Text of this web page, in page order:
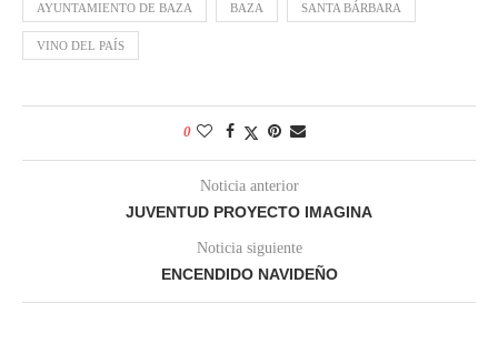
AYUNTAMIENTO DE BAZA BAZA SANTA BÁRBARA
VINO DEL PAÍS
0
Noticia anterior
JUVENTUD PROYECTO IMAGINA
Noticia siguiente
ENCENDIDO NAVIDEÑO